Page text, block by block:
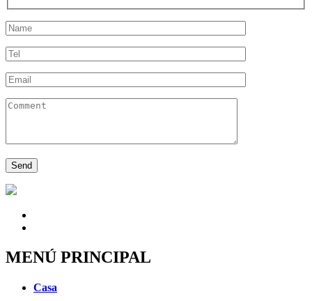
MENÚ PRINCIPAL
Casa